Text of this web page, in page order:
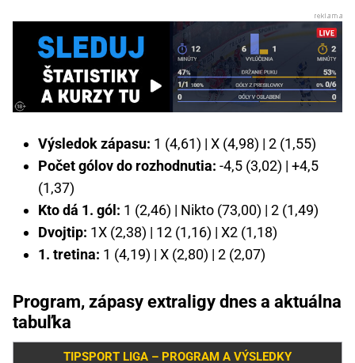
Výsledok zápasu: 1 (4,61) | X (4,98) | 2 (1,55)
Počet gólov do rozhodnutia: -4,5 (3,02) | +4,5
(1,37)
Kto dá 1. gól: 1 (2,46) | Nikto (73,00) | 2 (1,49)
Dvojtip: 1X (2,38) | 12 (1,16) | X2 (1,18)
1. tretina: 1 (4,19) | X (2,80) | 2 (2,07)
Program, zápasy extraligy dnes a aktuálna
tabuľka
TIPSPORT LIGA – PROGRAM A VÝSLEDKY